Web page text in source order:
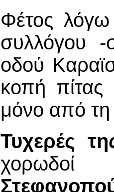
Φέτος λόγω
συλλόγου -
οδού
κοπή
μόνο από τη
Τυχερές